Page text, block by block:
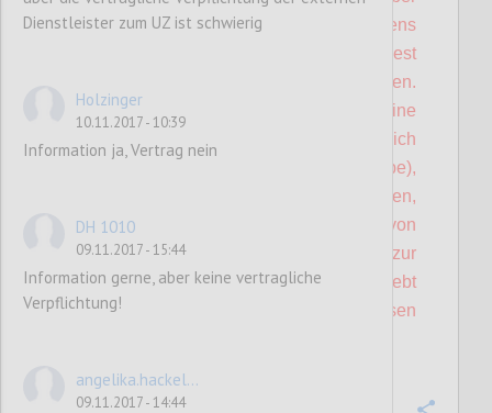
die Anforderungen des Umweltzeichens
informiert und angehalten werden, zumindest
die relevanten Muss-Kriterien zu erfüllen.
Falls für deren Dienstleistungen eine
Zertifizierung mit dem Umweltzeichen möglich
ist (z.B. eingemietete Gastronomiebetriebe),
ist eine vertragliche Vereinbarung zu treffen,
dass die Umsetzung des Umweltzeichens von
diesen Betrieben längstens bis zur
Folgeprüfung des Antragstellers angestrebt
wird. Dies ist auch in dessen
Dienstleister zum UZ ist schwierig
Holzinger
10.11.2017 - 10:39
Information ja, Vertrag nein
DH 1010
09.11.2017 - 15:44
Information gerne, aber keine vertragliche
Verpflichtung!
angelika.hackel...
09.11.2017 - 14:44